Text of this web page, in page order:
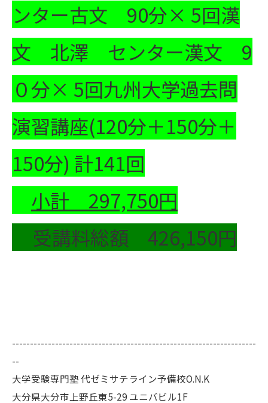
ンター古文 90分× 5回漢
文 北澤 センター漢文 9
０分× 5回九州大学過去問
演習講座(120分＋150分＋
150分) 計141回
小計 297,750円
受講料総額 426,150円
--------------------------------------------------------------------
--
大学受験専門塾 代ゼミサテライン予備校O.N.K
大分県大分市上野丘東5-29 ユニバビル1F